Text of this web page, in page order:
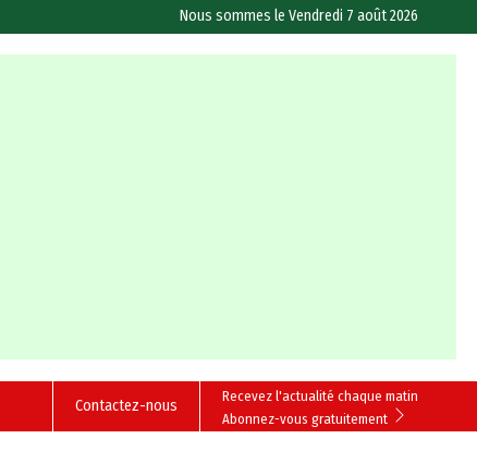
Nous sommes leVendredi 7 août 2026
Recevez l'actualité chaque matin
Abonnez-vous gratuitement
Contactez-nous